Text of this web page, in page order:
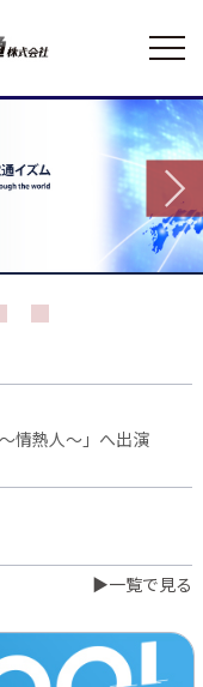
情熱人～」へ出演
▶一覧で見る